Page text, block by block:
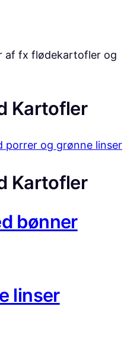
af fx flødekartofler og
Kartofler
porrer og grønne linser
Kartofler
bønner
linser